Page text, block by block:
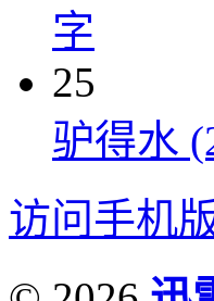
字
25
驴得水
访问手机